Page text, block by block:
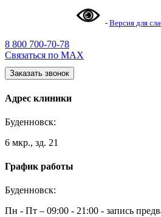
- Версия для
8 800 700-70-78
Связаться по MAX
Заказать звонок
Адрес клиники
Буденновск:
6 мкр., зд. 21
График работы
Буденновск:
Пн - Пт – 09:00 - 21:00 - запись